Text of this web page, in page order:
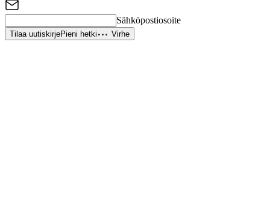
Sähköpostiosoite
Tilaa uutiskirjePieni hetki Virhe